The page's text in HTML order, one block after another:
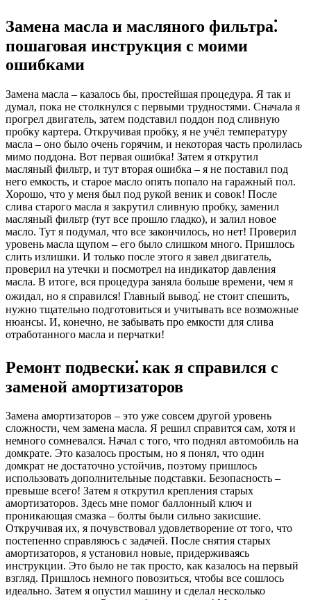
Замена масла и масляного фильтра⁚
пошаговая инструкция с моими
ошибками
Замена масла – казалось бы, простейшая процедура. Я так и
думал, пока не столкнулся с первыми трудностями. Сначала я
прогрел двигатель, затем подставил поддон под сливную
пробку картера. Откручивая пробку, я не учёл температуру
масла – оно было очень горячим, и некоторая часть пролилась
мимо поддона. Вот первая ошибка! Затем я открутил
масляный фильтр, и тут вторая ошибка – я не поставил под
него емкость, и старое масло опять попало на гаражный пол.
Хорошо, что у меня был под рукой веник и совок! После
слива старого масла я закрутил сливную пробку, заменил
масляный фильтр (тут все прошло гладко), и залил новое
масло. Тут я подумал, что все закончилось, но нет! Проверил
уровень масла щупом – его было слишком много. Пришлось
слить излишки. И только после этого я завел двигатель,
проверил на утечки и посмотрел на индикатор давления
масла. В итоге, вся процедура заняла больше времени, чем я
ожидал, но я справился! Главный вывод⁚ не стоит спешить,
нужно тщательно подготовиться и учитывать все возможные
нюансы. И, конечно, не забывать про емкости для слива
отработанного масла и перчатки!
Ремонт подвески⁚ как я справился с
заменой амортизаторов
Замена амортизаторов – это уже совсем другой уровень
сложности, чем замена масла. Я решил справится сам, хотя и
немного сомневался. Начал с того, что поднял автомобиль на
домкрате. Это казалось простым, но я понял, что один
домкрат не достаточно устойчив, поэтому пришлось
использовать дополнительные подставки. Безопасность –
превыше всего! Затем я открутил крепления старых
амортизаторов. Здесь мне помог баллонный ключ и
проникающая смазка – болты были сильно закисшие.
Откручивая их, я почувствовал удовлетворение от того, что
постепенно справляюcь с задачей. После снятия старых
амортизаторов, я установил новые, придерживаясь
инструкции. Это было не так просто, как казалось на первый
взгляд. Пришлось немного повозиться, чтобы все сошлось
идеально. Затем я опустил машину и сделал несколько